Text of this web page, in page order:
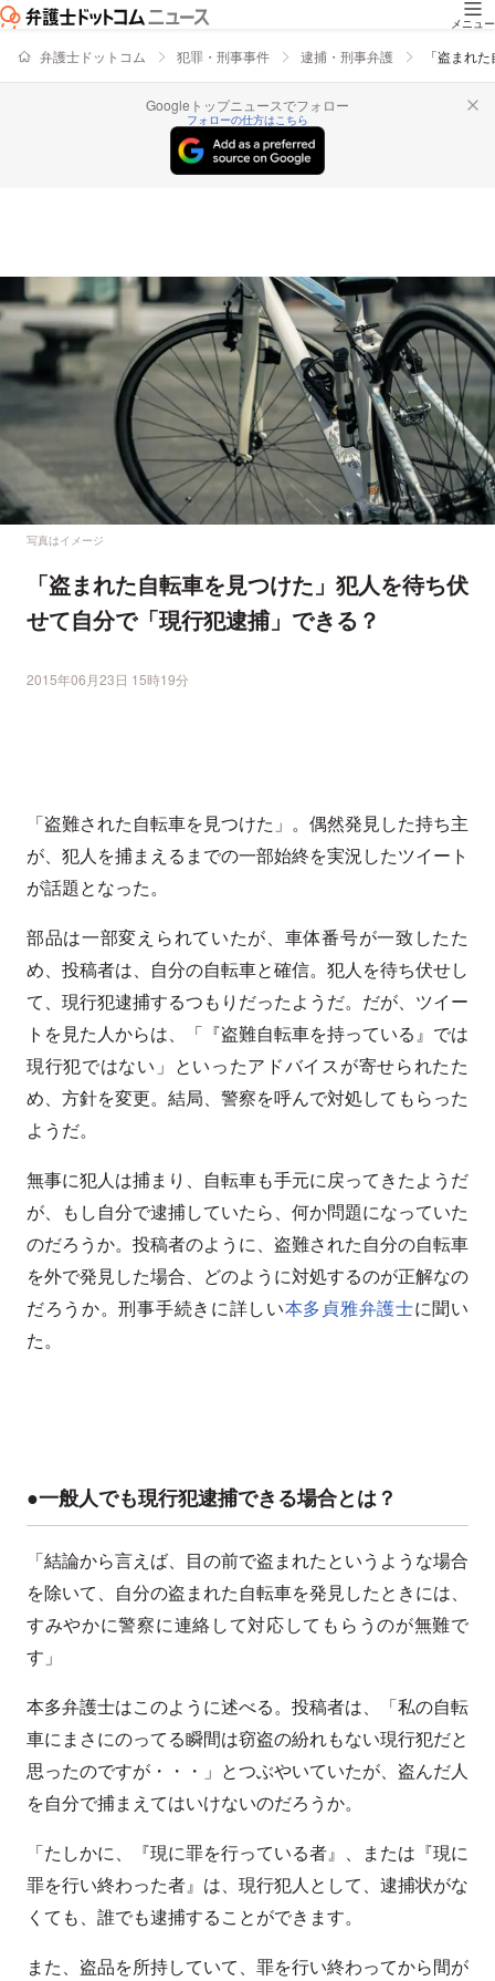
メニュー
弁護士ドットコム 犯罪・刑事事件 逮捕・刑事弁護 「盗まれ
Googleトップニュースでフォロー
フォローの仕方はこちら
写真はイメージ
「盗まれた自転車を見つけた」犯人を待ち伏
せて自分で「現行犯逮捕」できる？
2015年06月23日 15時19分
「盗難された自転車を見つけた」。偶然発見した持ち主
が、犯人を捕まえるまでの一部始終を実況したツイート
が話題となった。
部品は一部変えられていたが、車体番号が一致したた
め、投稿者は、自分の自転車と確信。犯人を待ち伏せし
て、現行犯逮捕するつもりだったようだ。だが、ツイー
トを見た人からは、「『盗難自転車を持っている』では
現行犯ではない」といったアドバイスが寄せられたた
め、方針を変更。結局、警察を呼んで対処してもらった
ようだ。
無事に犯人は捕まり、自転車も手元に戻ってきたようだ
が、もし自分で逮捕していたら、何か問題になっていた
のだろうか。投稿者のように、盗難された自分の自転車
を外で発見した場合、どのように対処するのが正解なの
だろうか。刑事手続きに詳しい本多貞雅弁護士に聞い
た。
●一般人でも現行犯逮捕できる場合とは？
「結論から言えば、目の前で盗まれたというような場合
を除いて、自分の盗まれた自転車を発見したときには、
すみやかに警察に連絡して対応してもらうのが無難で
す」
本多弁護士はこのように述べる。投稿者は、「私の自転
車にまさにのってる瞬間は窃盗の紛れもない現行犯だと
思ったのですが・・・」とつぶやいていたが、盗んだ人
を自分で捕まえてはいけないのだろうか。
「たしかに、『現に罪を行っている者』、または『現に
罪を行い終わった者』は、現行犯人として、逮捕状がな
くても、誰でも逮捕することができます。
また、盗品を所持していて、罪を行い終わってから間が